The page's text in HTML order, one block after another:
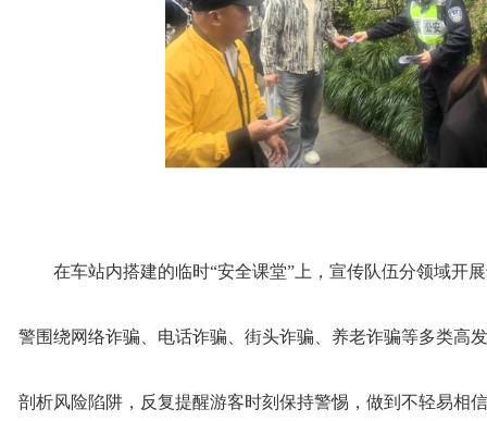
在车站内搭建的临时“安全课堂”上，宣传队伍分领域开
警围绕网络诈骗、电话诈骗、街头诈骗、养老诈骗等多类高
剖析风险陷阱，反复提醒游客时刻保持警惕，做到不轻易相